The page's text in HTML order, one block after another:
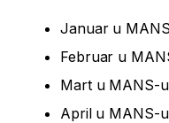
Januar u
Februar u
Mart u MANS-u
April u MANS-u